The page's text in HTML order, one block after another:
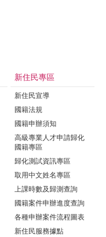
新住民專區
新住民宣導
國籍法規
國籍申辦須知
高級專業人才申請歸化
國籍專區
歸化測試資訊專區
取用中文姓名專區
上課時數及歸測查詢
國籍案件申辦進度查詢
各種申辦案件流程圖表
新住民服務據點